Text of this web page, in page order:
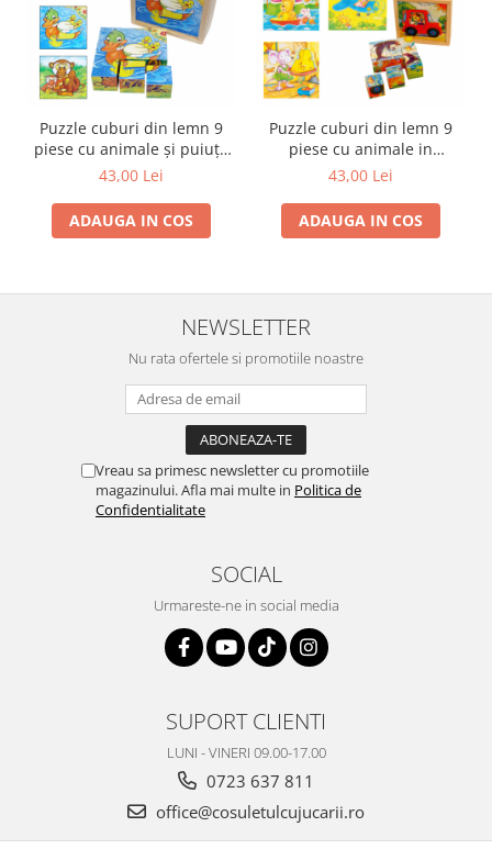
Puzzle cuburi din lemn 9
piese cu animale şi puiuţii
lor
43,00 Lei
ADAUGA IN COS
Puzzle cuburi din lemn 9
piese cu animale in
vehicule
43,00 Lei
ADAUGA IN COS
NEWSLETTER
Nu rata ofertele si promotiile noastre
Vreau sa primesc newsletter cu promotiile
magazinului. Afla mai multe in Politica de
Confidentialitate
SOCIAL
Urmareste-ne in social media
SUPORT CLIENTI
LUNI - VINERI 09.00-17.00
0723 637 811
office@cosuletulcujucarii.ro